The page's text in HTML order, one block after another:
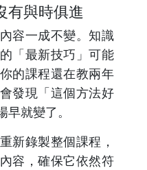
有與時俱進
容一成不變。知識
「最新技巧」可能
的課程還在教兩年
發現「這個方法好
就變了。
新錄製整個課程，
容，確保它依然符